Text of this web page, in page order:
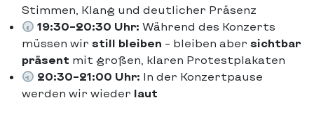
Stimmen, Klang und deutlicher Präsenz
19:30–20:30 Uhr: Während des Konzerts
müssen wir still bleiben – bleiben aber sichtbar
präsent mit großen, klaren Protestplakaten
20:30–21:00 Uhr: In der Konzertpause
werden wir wieder laut